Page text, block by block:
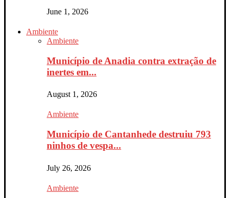
June 1, 2026
Ambiente
Ambiente
Município de Anadia contra extração de
inertes em...
August 1, 2026
Ambiente
Município de Cantanhede destruiu 793
ninhos de vespa...
July 26, 2026
Ambiente